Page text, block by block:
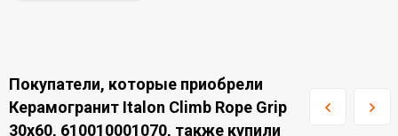
Покупатели, которые приобрели
Керамогранит Italon Climb Rope Grip
30x60, 610010001070, также купили